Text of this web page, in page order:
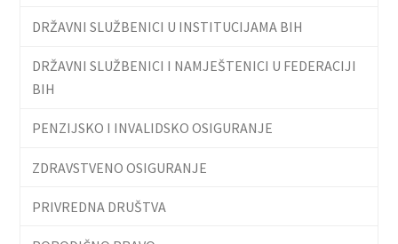
DRŽAVNI SLUŽBENICI U INSTITUCIJAMA BIH
DRŽAVNI SLUŽBENICI I NAMJEŠTENICI U FEDERACIJI
BIH
PENZIJSKO I INVALIDSKO OSIGURANJE
ZDRAVSTVENO OSIGURANJE
PRIVREDNA DRUŠTVA